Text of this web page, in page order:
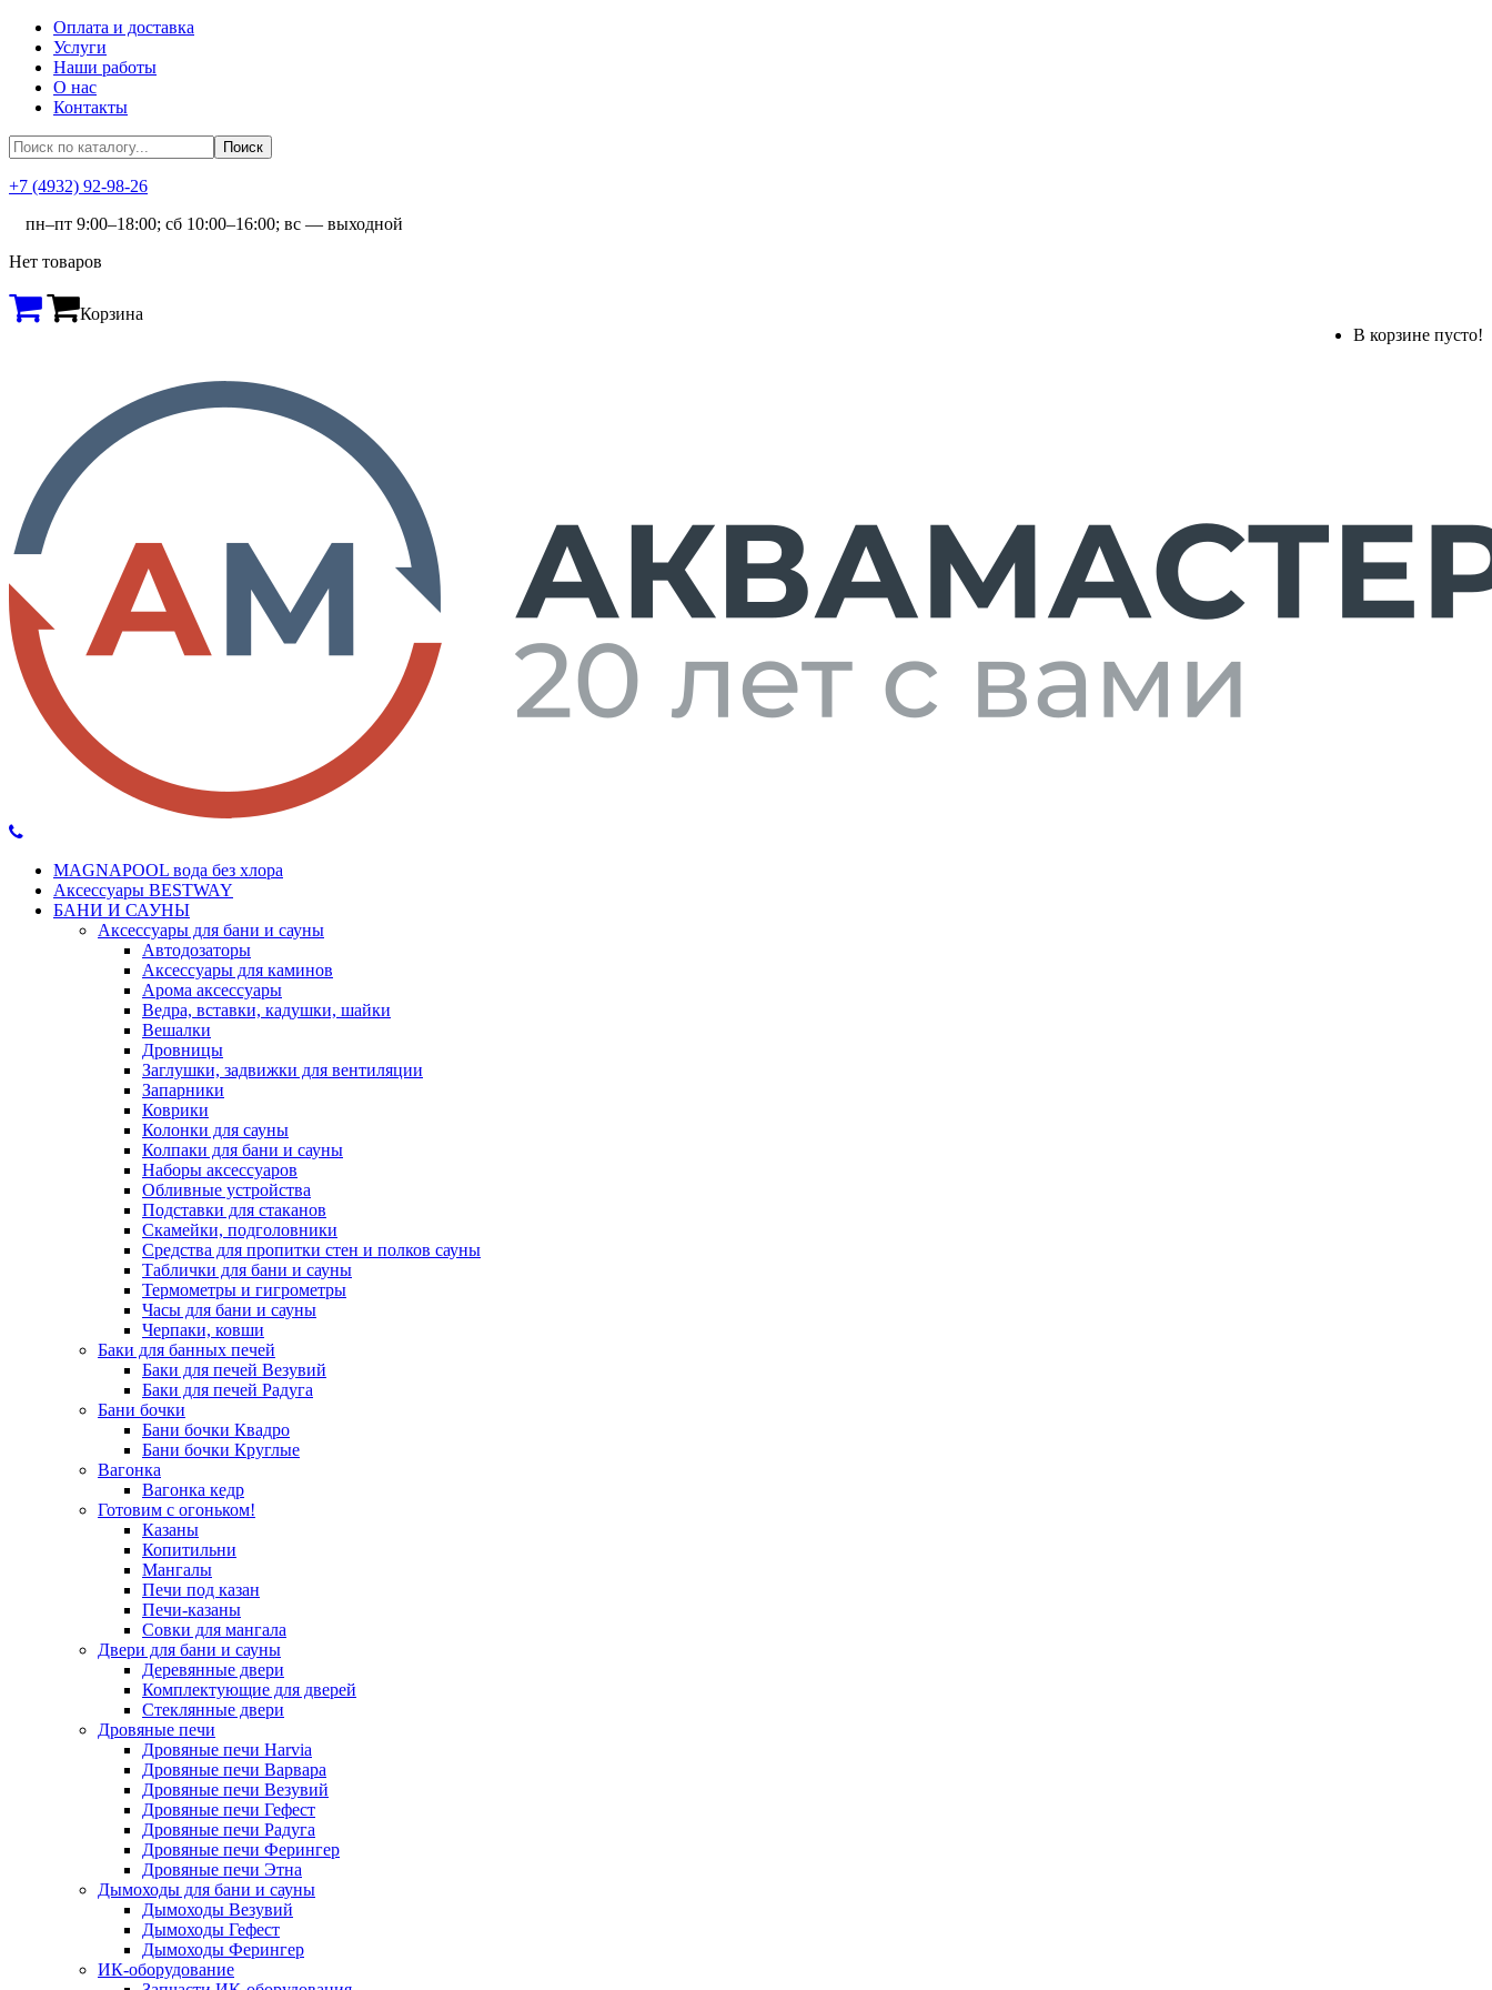
Оплата и доставка
Услуги
Наши работы
О нас
Контакты
+7 (4932) 92-98-26
пн–пт 9:00–18:00; сб 10:00–16:00; вс — выходной
Нет товаров
Корзина
В корзине пусто!
MAGNAPOOL вода без хлора
Аксессуары BESTWAY
БАНИ И САУНЫ
Аксессуары для бани и сауны
Автодозаторы
Аксессуары для каминов
Арома аксессуары
Ведра, вставки, кадушки, шайки
Вешалки
Дровницы
Заглушки, задвижки для вентиляции
Запарники
Коврики
Колонки для сауны
Колпаки для бани и сауны
Наборы аксессуаров
Обливные устройства
Подставки для стаканов
Скамейки, подголовники
Средства для пропитки стен и полков сауны
Таблички для бани и сауны
Термометры и гигрометры
Часы для бани и сауны
Черпаки, ковши
Баки для банных печей
Баки для печей Везувий
Баки для печей Радуга
Бани бочки
Бани бочки Квадро
Бани бочки Круглые
Вагонка
Вагонка кедр
Готовим с огоньком!
Казаны
Копитильни
Мангалы
Печи под казан
Печи-казаны
Совки для мангала
Двери для бани и сауны
Деревянные двери
Комплектующие для дверей
Стеклянные двери
Дровяные печи
Дровяные печи Harvia
Дровяные печи Варвара
Дровяные печи Везувий
Дровяные печи Гефест
Дровяные печи Радуга
Дровяные печи Ферингер
Дровяные печи Этна
Дымоходы для бани и сауны
Дымоходы Везувий
Дымоходы Гефест
Дымоходы Ферингер
ИК-оборудование